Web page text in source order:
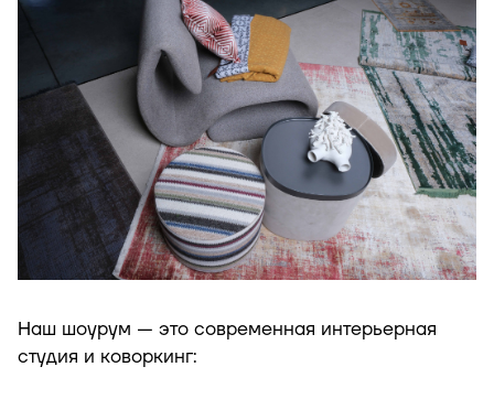
Наш шоурум — это современная интерьерная
студия и коворкинг: